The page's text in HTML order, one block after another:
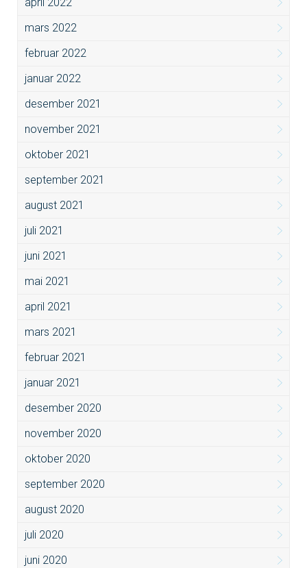
mars 2022
februar 2022
januar 2022
desember 2021
november 2021
oktober 2021
september 2021
august 2021
juli 2021
juni 2021
mai 2021
april 2021
mars 2021
februar 2021
januar 2021
desember 2020
november 2020
oktober 2020
september 2020
august 2020
juli 2020
juni 2020